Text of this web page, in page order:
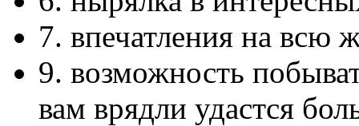
7. впечатления на всю
9. возможность
вам врядли удастся